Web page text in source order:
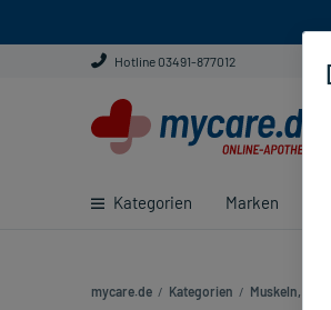
Hotline 03491-877012
Kategorien Marken
mycare.de / Kategorien / Muskeln,